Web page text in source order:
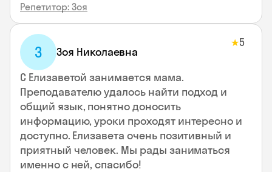
Репетитор: Зоя
З Зоя Николаевна
★5
С Елизаветой занимается мама.
Преподавателю удалось найти подход и
общий язык, понятно доносить
информацию, уроки проходят интересно и
доступно. Елизавета очень позитивный и
приятный человек. Мы рады заниматься
именно с ней, спасибо!